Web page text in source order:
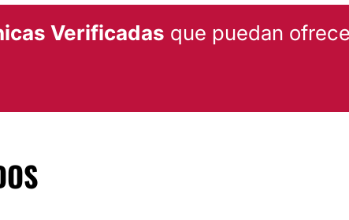
edificio del
Verificadas que puedan